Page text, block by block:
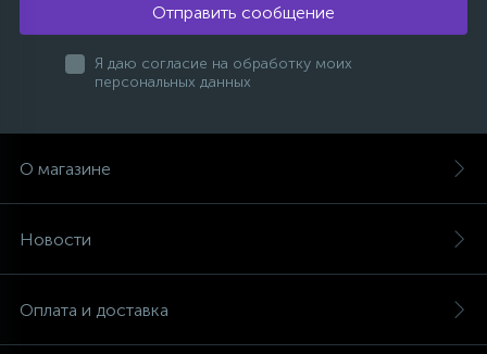
Отправить сообщение
Я даю согласие на обработку моих
персональных данных
О магазине
Новости
Оплата и доставка